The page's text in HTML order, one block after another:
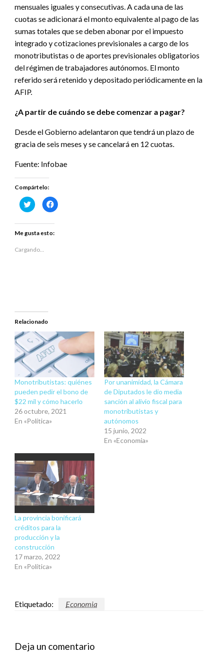
mensuales iguales y consecutivas. A cada una de las
cuotas se adicionará el monto equivalente al pago de las
sumas totales que se deben abonar por el impuesto
integrado y cotizaciones previsionales a cargo de los
monotributistas o de aportes previsionales obligatorios
del régimen de trabajadores autónomos. El monto
referido será retenido y depositado periódicamente en la
AFIP.
¿A partir de cuándo se debe comenzar a pagar?
Desde el Gobierno adelantaron que tendrá un plazo de
gracia de seis meses y se cancelará en 12 cuotas.
Fuente: Infobae
Compártelo:
Haz
clic
en
Twitter
(Se
en
Haz
clic
Me gusta esto:
Cargando...
Relacionado
Monotributistas: quiénes
pueden pedir el bono de
$22 mil y cómo hacerlo
26 octubre, 2021
En «Política»
Por unanimidad, la Cámara
de Diputados le dio media
sanción al alivio fiscal para
monotributistas y
autónomos
15 junio, 2022
En «Economia»
La provincia bonificará
créditos para la
producción y la
construcción
17 marzo, 2022
En «Política»
Etiquetado: Economia
Deja un comentario